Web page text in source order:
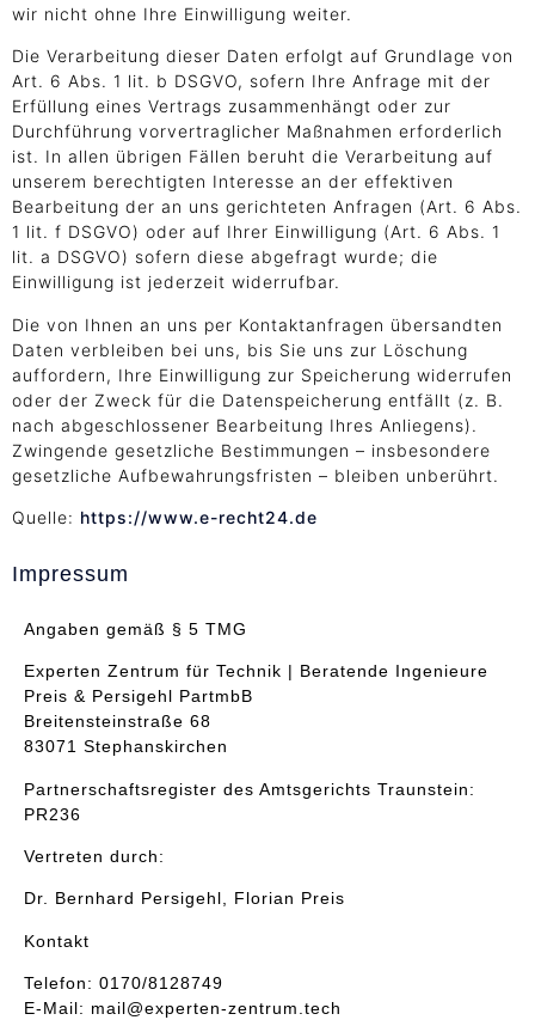
wir nicht ohne Ihre Einwilligung weiter.
Die Verarbeitung dieser Daten erfolgt auf Grundlage von
Art. 6 Abs. 1 lit. b DSGVO, sofern Ihre Anfrage mit der
Erfüllung eines Vertrags zusammenhängt oder zur
Durchführung vorvertraglicher Maßnahmen erforderlich
ist. In allen übrigen Fällen beruht die Verarbeitung auf
unserem berechtigten Interesse an der effektiven
Bearbeitung der an uns gerichteten Anfragen (Art. 6 Abs.
1 lit. f DSGVO) oder auf Ihrer Einwilligung (Art. 6 Abs. 1
lit. a DSGVO) sofern diese abgefragt wurde; die
Einwilligung ist jederzeit widerrufbar.
Die von Ihnen an uns per Kontaktanfragen übersandten
Daten verbleiben bei uns, bis Sie uns zur Löschung
auffordern, Ihre Einwilligung zur Speicherung widerrufen
oder der Zweck für die Datenspeicherung entfällt (z. B.
nach abgeschlossener Bearbeitung Ihres Anliegens).
Zwingende gesetzliche Bestimmungen – insbesondere
gesetzliche Aufbewahrungsfristen – bleiben unberührt.
Quelle: https://www.e-recht24.de
Impressum
Angaben gemäß § 5 TMG
Experten Zentrum für Technik | Beratende Ingenieure
Preis & Persigehl PartmbB
Breitensteinstraße 68
83071 Stephanskirchen
Partnerschaftsregister des Amtsgerichts Traunstein:
PR236
Vertreten durch:
Dr. Bernhard Persigehl, Florian Preis
Kontakt
Telefon: 0170/8128749
E-Mail: mail@experten-zentrum.tech